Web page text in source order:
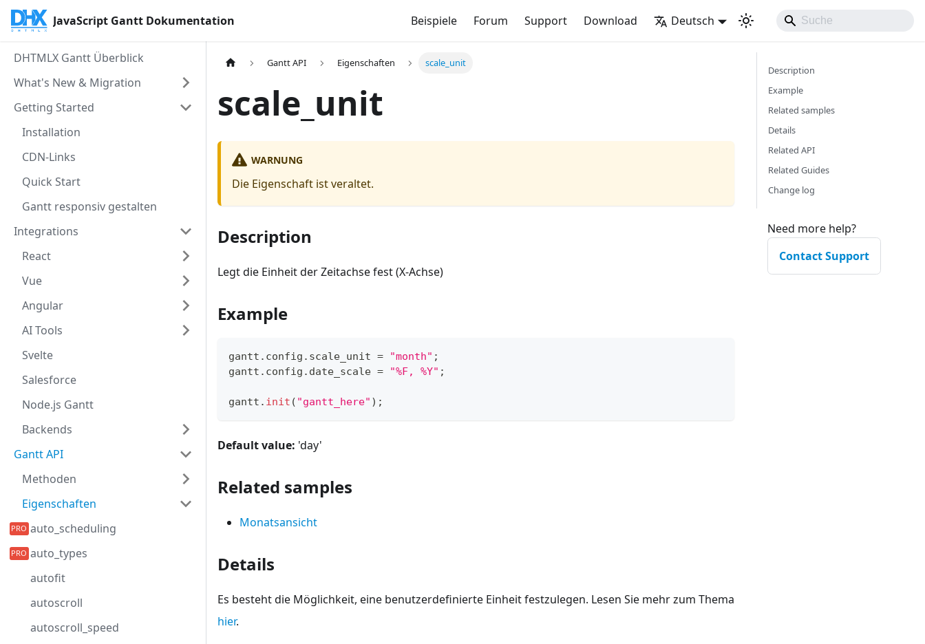
JavaScript Gantt Dokumentation Beispiele Forum Support Download Deutsch
DHTMLX Gantt Überblick
What's New & Migration
Getting Started
Installation
CDN-Links
Quick Start
Gantt responsiv gestalten
Integrations
React
Vue
Angular
AI Tools
Svelte
Salesforce
Node.js Gantt
Backends
Gantt API
Methoden
Eigenschaften
auto_scheduling
auto_types
autofit
autoscroll
autoscroll_speed
Gantt API Eigenschaften scale_unit
scale_unit
WARNUNG
Die Eigenschaft ist veraltet.
Description
Legt die Einheit der Zeitachse fest (X-Achse)
Example
gantt . config . scale_unit = "month" ;
gantt . config . date_scale = "%F, %Y" ;
gantt . init ( "gantt_here" ) ;
Default value: 'day'
Related samples
Monatsansicht
Details
Es besteht die Möglichkeit, eine benutzerdefinierte Einheit festzulegen. Lesen Sie mehr zum Thema
hier.
Description
Example
Related samples
Details
Related API
Related Guides
Change log
Need more help?
Contact Support